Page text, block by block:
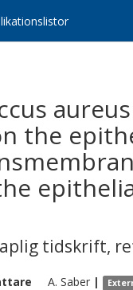
the
tidskrift,
A. Saber |